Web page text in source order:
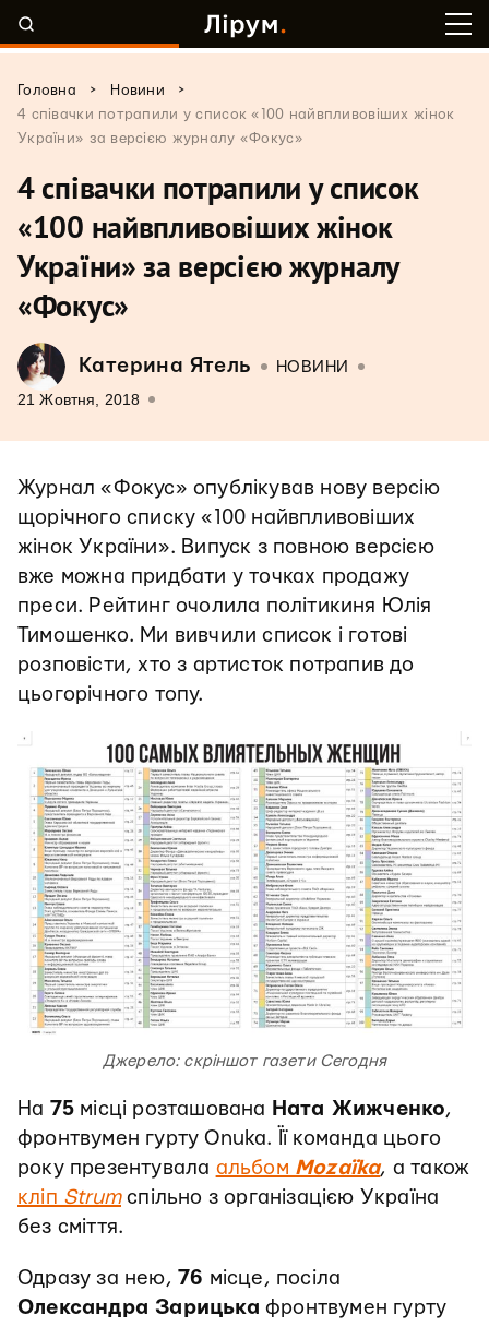
Головна > Новини
>
4 співачки потрапили у список «100 найвпливовіших жінок
України» за версією журналу «Фокус»
4 співачки потрапили у список
«100 найвпливовіших жінок
України» за версією журналу
«Фокус»
Катерина Ятель НОВИНИ
21 Жовтня, 2018
Журнал «Фокус» опублікував нову версію
щорічного списку «100 найвпливовіших
жінок України». Випуск з повною версією
вже можна придбати у точках продажу
преси. Рейтинг очолила політикиня Юлія
Тимошенко. Ми вивчили список і готові
розповісти, хто з артисток потрапив до
цьогорічного топу.
Джерело: скріншот газети Сегодня
На 75 місці розташована Ната Жижченко,
фронтвумен гурту Onuka. Її команда цього
року презентувала альбом Mozaїka, а також
кліп Strumспільно з організацією Україна
без сміття.
Одразу за нею, 76 місце, посіла
Олександра Зарицька фронтвумен гурту